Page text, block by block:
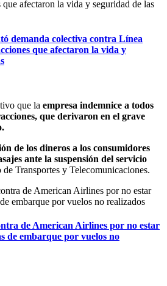
demanda colectiva contra Línea
que afectaron la vida y
que la empresa indemnice a todos
que derivaron en el grave
de los dineros a los consumidores
ante la suspensión del servicio
Transportes y Telecomunicaciones.
de American Airlines por no estar
de embarque por vuelos no